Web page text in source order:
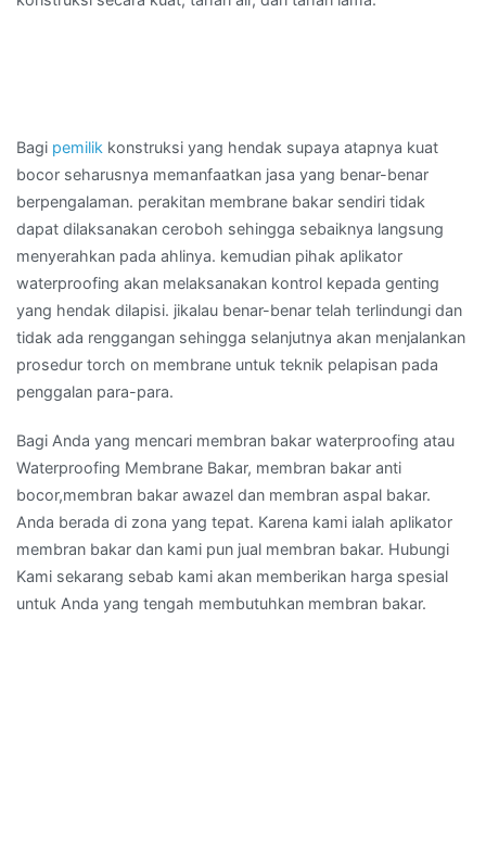
Bagi pemilik konstruksi yang hendak supaya atapnya kuat
bocor seharusnya memanfaatkan jasa yang benar-benar
berpengalaman. perakitan membrane bakar sendiri tidak
dapat dilaksanakan ceroboh sehingga sebaiknya langsung
menyerahkan pada ahlinya. kemudian pihak aplikator
waterproofing akan melaksanakan kontrol kepada genting
yang hendak dilapisi. jikalau benar-benar telah terlindungi dan
tidak ada renggangan sehingga selanjutnya akan menjalankan
prosedur torch on membrane untuk teknik pelapisan pada
penggalan para-para.
Bagi Anda yang mencari membran bakar waterproofing atau
Waterproofing Membrane Bakar, membran bakar anti
bocor,membran bakar awazel dan membran aspal bakar.
Anda berada di zona yang tepat. Karena kami ialah aplikator
membran bakar dan kami pun jual membran bakar. Hubungi
Kami sekarang sebab kami akan memberikan harga spesial
untuk Anda yang tengah membutuhkan membran bakar.